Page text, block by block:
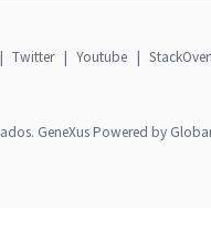
| Twitter | Youtube |
GeneXus Powered by